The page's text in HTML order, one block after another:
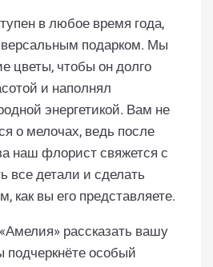
в любое время года,
подарком. Мы
цветы, чтобы он долго
и наполнял
энергетикой. Вам не
о мелочах, ведь после
наш флорист свяжется с
все детали и сделать
как вы его представляете.
рассказать вашу
особый